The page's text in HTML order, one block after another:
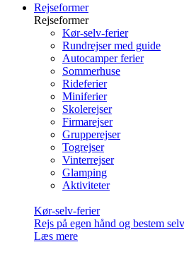
Rejseformer
Rejseformer
Kør-selv-ferier
Rundrejser med guide
Autocamper ferier
Sommerhuse
Rideferier
Miniferier
Skolerejser
Firmarejser
Grupperejser
Togrejser
Vinterrejser
Glamping
Aktiviteter
Kør-selv-ferier
Rejs på egen hånd og bestem
Læs mere